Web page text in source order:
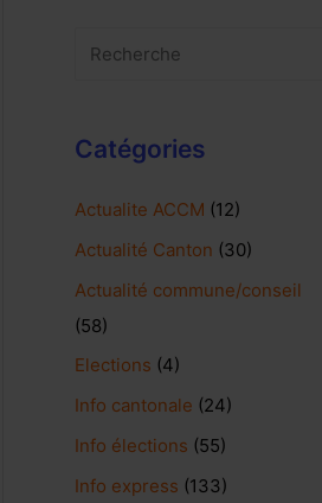
Catégories
Actualite ACCM (12)
Actualité Canton (30)
Actualité commune/conseil
(58)
Elections (4)
Info cantonale (24)
Info élections (55)
Info express (133)